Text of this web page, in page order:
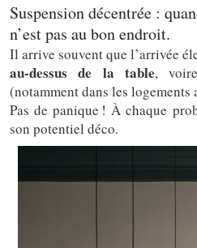
Suspension décentrée :
n’est pas au bon endroit.
Il arrive souvent que l’arrivée
au-dessus de la table,
(notamment dans les logements
Pas de panique ! À chaque
son potentiel déco.